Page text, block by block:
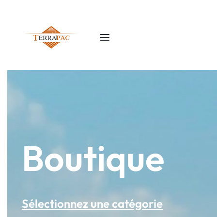
Boutique
Sélectionnez une catégorie